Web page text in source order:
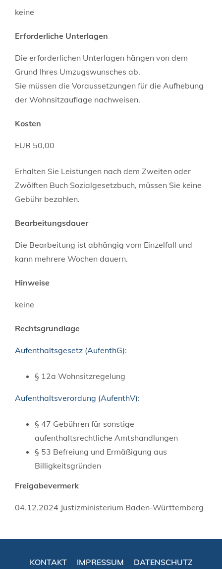
keine
Erforderliche Unterlagen
Die erforderlichen Unterlagen hängen von dem
Grund Ihres Umzugswunsches ab.
Sie müssen die Voraussetzungen für die Aufhebung
der Wohnsitzauflage nachweisen.
Kosten
EUR 50,00
Erhalten Sie Leistungen nach dem Zweiten oder
Zwölften Buch Sozialgesetzbuch, müssen Sie keine
Gebühr bezahlen.
Bearbeitungsdauer
Die Bearbeitung ist abhängig vom Einzelfall und
kann mehrere Wochen dauern.
Hinweise
keine
Rechtsgrundlage
Aufenthaltsgesetz (AufenthG):
§ 12a Wohnsitzregelung
Aufenthaltsverordung (AufenthV):
§ 47 Gebühren für sonstige
aufenthaltsrechtliche Amtshandlungen
§ 53 Befreiung und Ermäßigung aus
Billigkeitsgründen
Freigabevermerk
04.12.2024 Justizministerium Baden-Württemberg
KONTAKT IMPRESSUM
DATENSCHUTZ